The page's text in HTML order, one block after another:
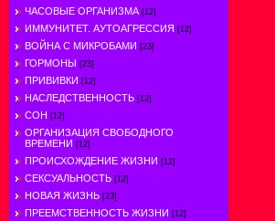
ЧАСОВЫЕ ОРГАНИЗМА [12]
ИММУНИТЕТ. АУТОАГРЕССИЯ [12]
ВОЙНА С МИКРОБАМИ [23]
ГОРМОНЫ [23]
ПРИВИВКИ [12]
НАСЛЕДСТВЕННОСТЬ [12]
СОН [12]
ОРГАНИЗАЦИЯ СВОБОДНОГО
ВРЕМЕНИ [12]
ПРОИСХОЖДЕНИЕ ЖИЗНИ [12]
СЕКСУАЛЬНОСТЬ [12]
НОВАЯ ЖИЗНЬ [23]
ПРЕЕМСТВЕННОСТЬ ЖИЗНИ [12]